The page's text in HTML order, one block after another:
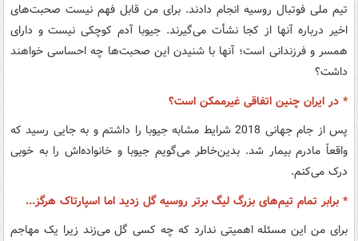
تیم ملی فوتبال روسیه انجام دادند. برای من قابل فهم نیست صحبت‌های
اخیر درباره آنها از کجا نشأت می‌گیرند. جیوبا آدم کوچکی نیست و دارای
همسر و فرزندانی است؛ آنها با شنیدن این صحبت‌ها چه احساسی خواهند
داشت؟
* در ایران چنین اتفاقی غیرممکن است؟
پس از جام جهانی 2018 شرایط مشابه جیوبا را داشتم و به جایی رسید که
واقعاً مادرم بیمار شد. بدین‌خاطر می‌گویم جیوبا و خانواده‌اش را به خوبی
درک می‌کنم.
* برابر تمام تیم‌های بزرگ لیگ برتر روسیه گل زدید اما اسپارتاک هرگز...
برای من این مسئله اهمیتی ندارد که چه کسی گل می‌زند زیرا یک مهاجم